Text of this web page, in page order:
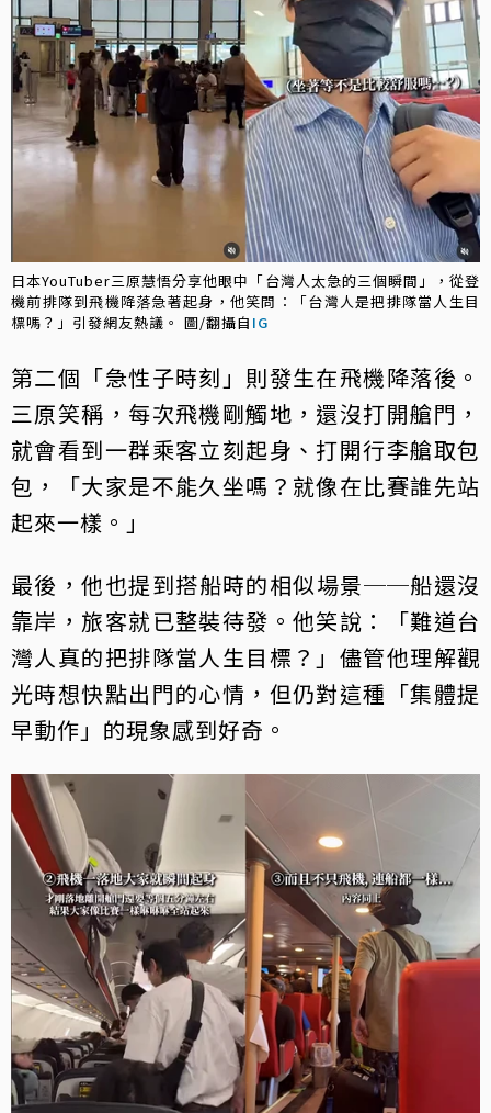
日本YouTuber三原慧悟分享他眼中「台灣人太急的三個瞬間」，從登
機前排隊到飛機降落急著起身，他笑問：「台灣人是把排隊當人生目
標嗎？」引發網友熱議。 圖/翻攝自 IG
第二個「急性子時刻」則發生在飛機降落後。
三原笑稱，每次飛機剛觸地，還沒打開艙門，
就會看到一群乘客立刻起身、打開行李艙取包
包，「大家是不能久坐嗎？就像在比賽誰先站
起來一樣。」
最後，他也提到搭船時的相似場景──船還沒
靠岸，旅客就已整裝待發。他笑說：「難道台
灣人真的把排隊當人生目標？」儘管他理解觀
光時想快點出門的心情，但仍對這種「集體提
早動作」的現象感到好奇。